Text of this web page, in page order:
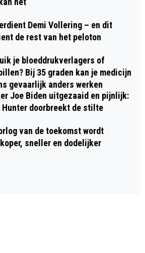
Demi Vollering – en dit
de rest van het peloton
je bloeddrukverlagers of
Bij 35 graden kan je medicijn
gevaarlijk anders werken
Joe Biden uitgezaaid en pijnlijk:
Hunter doorbreekt de stilte
van de toekomst wordt
sneller en dodelijker